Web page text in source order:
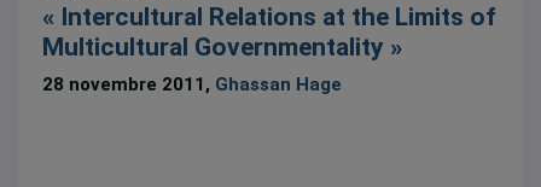
« Intercultural Relations at the Limits of
Multicultural Governmentality »
28 novembre 2011, Ghassan Hage